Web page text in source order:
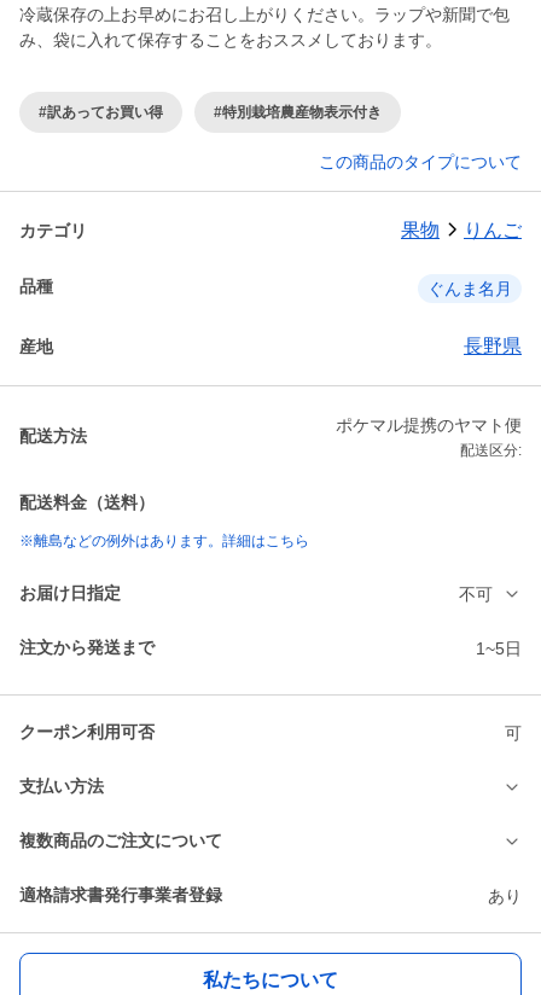
冷蔵保存の上お早めにお召し上がりください。ラップや新聞で包
み、袋に入れて保存することをおススメしております。
#訳あってお買い得 #特別栽培農産物表示付き
この商品のタイプについて
カテゴリ 果物 りんご
品種 ぐんま名月
産地 長野県
配送方法
ポケマル提携のヤマト便
配送区分:
配送料金（送料）
※離島などの例外はあります。詳細はこちら
お届け日指定 不可
注文から発送まで 1~5日
クーポン利用可否 可
支払い方法
複数商品のご注文について
適格請求書発行事業者登録 あり
私たちについて